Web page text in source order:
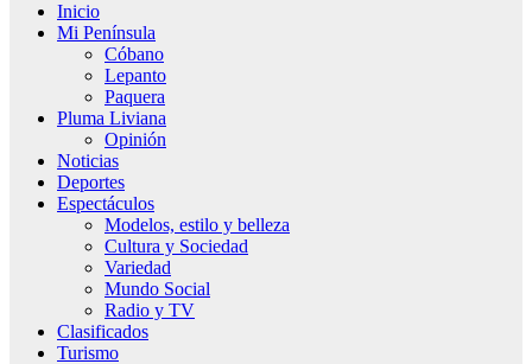
Inicio
Mi Península
Cóbano
Lepanto
Paquera
Pluma Liviana
Opinión
Noticias
Deportes
Espectáculos
Modelos, estilo y belleza
Cultura y Sociedad
Variedad
Mundo Social
Radio y TV
Clasificados
Turismo